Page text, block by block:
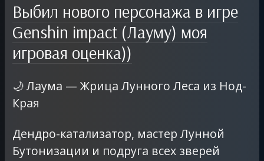
Выбил нового персонажа в игре
Genshin impact (Лауму) моя
игровая оценка))
🌙 Лаума — Жрица Лунного Леса из Нод-
Края
Дендро-катализатор, мастер Лунной
Бутонизации и подруга всех зверей